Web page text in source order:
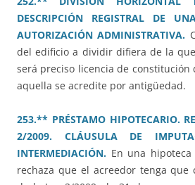
DESCRIPCIÓN REGISTRAL DE
AUTORIZACIÓN ADMINISTRATIVA.
del edificio a dividir difiera de la
será preciso licencia de constitución
aquella se acredite por antigüedad.
253.** PRÉSTAMO HIPOTECARIO.
2/2009. CLÁUSULA DE
INTERMEDIACIÓN. En una
rechaza que el acreedor tenga